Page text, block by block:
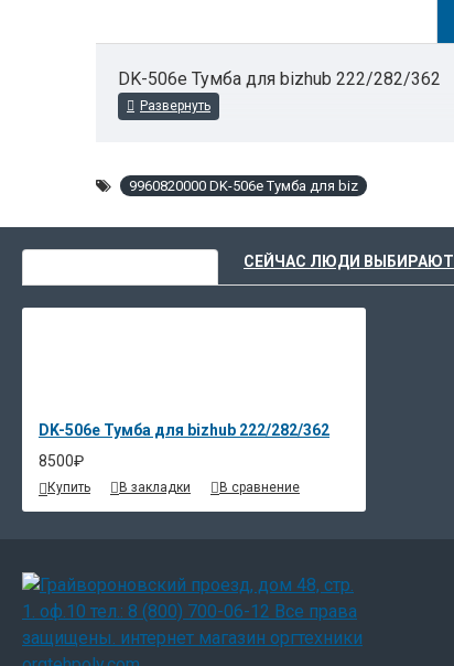
DK-506e Тумба для bizhub 222/282/362
9960820000 DK-506e Тумба для biz
СЕЙЧАС ЛЮДИ ВЫБИРАЮТ
DK-506e Тумба для bizhub 222/282/362
8500₽
Купить В закладки В сравнение